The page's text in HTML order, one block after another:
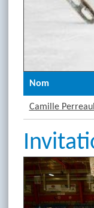
Nom
Camille